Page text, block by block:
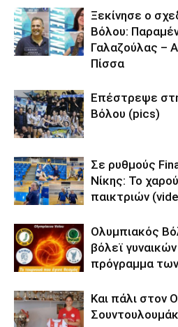
Ξεκίνησε ο
Βόλου:
Γαλαζούλας –
Πίσσα
Επέστρεψε στη
Βόλου (pics)
Σε ρυθμούς
Νίκης: Το
παικτριών
Ολυμπιακός
βόλεϊ
πρόγραμμα
Και πάλι στον